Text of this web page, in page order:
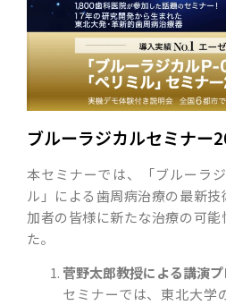
ブルーラジカルセミナー
本セミナーでは、「ブルーラ
ル」による歯周病治療の最新
加者の皆様に新たな治療の可
た。
菅野太郎教授による講演
セミナーでは、東北大学